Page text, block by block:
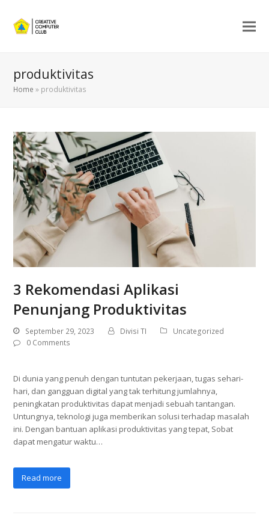
produktivitas
Home » produktivitas
3 Rekomendasi Aplikasi
Penunjang Produktivitas
September 29, 2023 Divisi TI
Uncategorized
0 Comments
Di dunia yang penuh dengan tuntutan pekerjaan, tugas sehari-
hari, dan gangguan digital yang tak terhitung jumlahnya,
peningkatan produktivitas dapat menjadi sebuah tantangan.
Untungnya, teknologi juga memberikan solusi terhadap masalah
ini. Dengan bantuan aplikasi produktivitas yang tepat, Sobat
dapat mengatur waktu…
Read more